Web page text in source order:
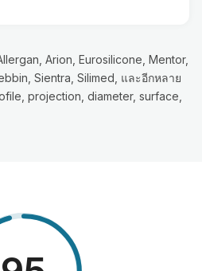
Arion, Eurosilicone, Mentor,
Sientra, Silimed, และอีกหลาย
projection, diameter, surface,